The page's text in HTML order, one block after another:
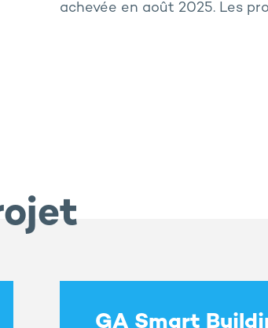
achevée en août 2025. Les
GA Smart